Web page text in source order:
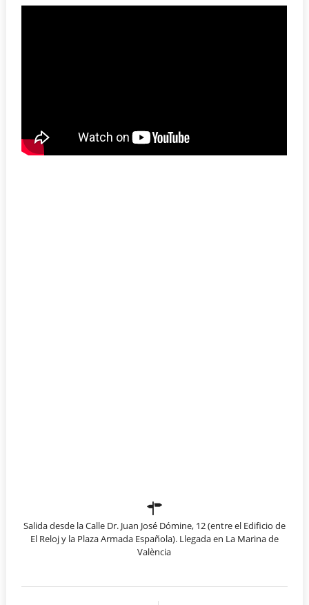
Salida desde la Calle Dr. Juan José Dómine, 12 (entre el Edificio de
El Reloj y la Plaza Armada Española). Llegada en La Marina de
València